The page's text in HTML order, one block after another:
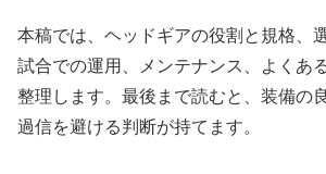
本稿では、ヘッドギアの役割と規格、
試合での運用、メンテナンス、よくあ
整理します。最後まで読むと、装備の
過信を避ける判断が持てます。